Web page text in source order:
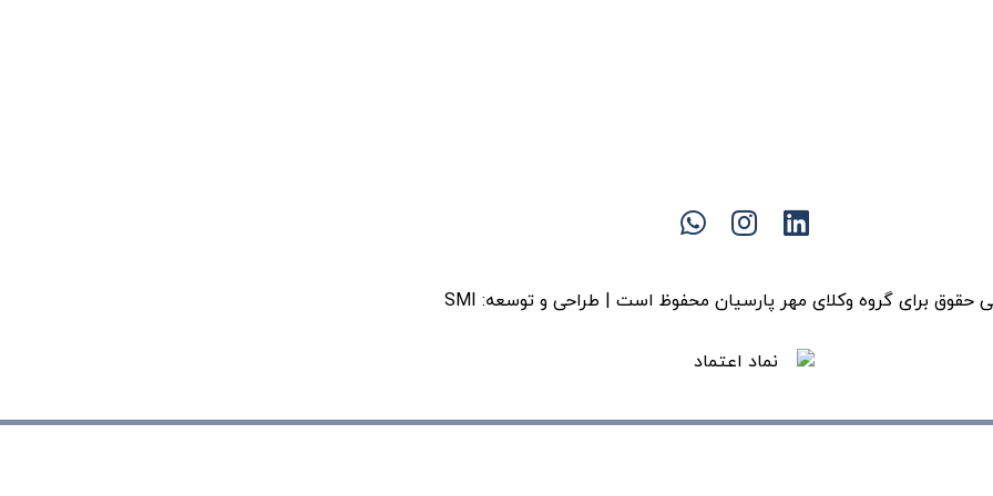
حقوق برای گروه وکلای مهر پارسیان محفوظ است | طراحی و توسعه: SMI